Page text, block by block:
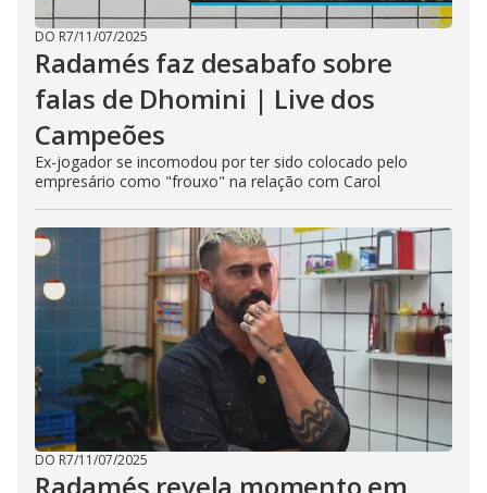
DO R7/11/07/2025
Radamés faz desabafo sobre
falas de Dhomini | Live dos
Campeões
Ex-jogador se incomodou por ter sido colocado pelo
empresário como "frouxo" na relação com Carol
DO R7/11/07/2025